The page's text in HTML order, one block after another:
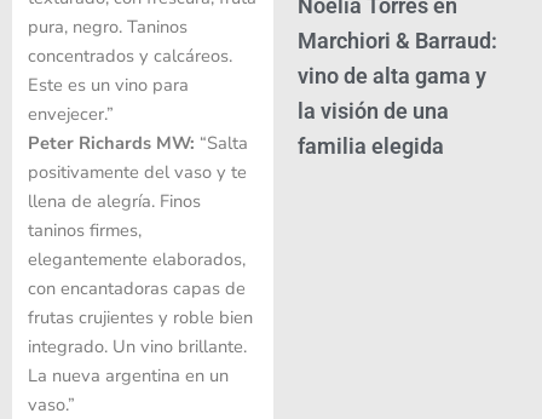
pura, negro. Taninos
concentrados y calcáreos.
Este es un vino para
envejecer.”
Peter Richards MW: “Salta
positivamente del vaso y te
llena de alegría. Finos
taninos firmes,
elegantemente elaborados,
con encantadoras capas de
frutas crujientes y roble bien
integrado. Un vino brillante.
La nueva argentina en un
vaso.”
Noelia Torres en
Marchiori & Barraud:
vino de alta gama y
la visión de una
familia elegida